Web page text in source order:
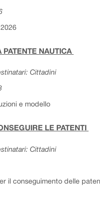
PATENTE NAUTICA
Cittadini
e modello
LE PATENTI
Cittadini
il conseguimento delle